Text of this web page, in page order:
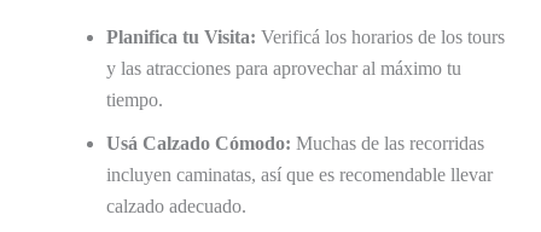
Planifica tu Visita: Verificá los horarios de los tours
y las atracciones para aprovechar al máximo tu
tiempo.
Usá Calzado Cómodo: Muchas de las recorridas
incluyen caminatas, así que es recomendable llevar
calzado adecuado.